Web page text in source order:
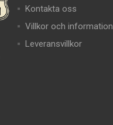
Kontakta oss
Villkor och information
Leveransvillkor